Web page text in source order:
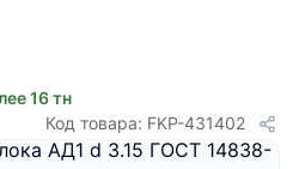
16 тн
Код товара: FKP-431402